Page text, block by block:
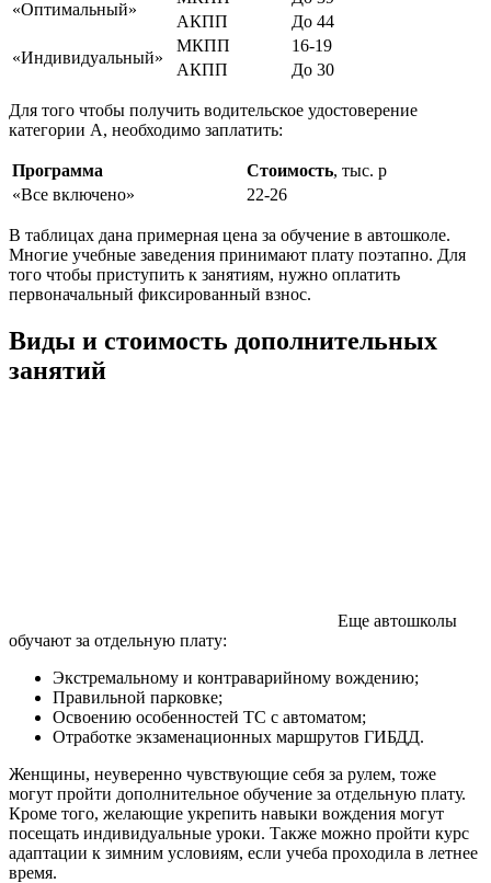
«Оптимальный»
АКПП
До 44
«Индивидуальный»
МКПП
16-19
АКПП
До 30
Для того чтобы получить водительское удостоверение
категории А, необходимо заплатить:
Программа Стоимость, тыс. р
«Все включено»
22-26
В таблицах дана примерная цена за обучение в автошколе.
Многие учебные заведения принимают плату поэтапно. Для
того чтобы приступить к занятиям, нужно оплатить
первоначальный фиксированный взнос.
Виды и стоимость дополнительных
занятий
Еще автошколы
обучают за отдельную плату:
Экстремальному и контраварийному вождению;
Правильной парковке;
Освоению особенностей ТС с автоматом;
Отработке экзаменационных маршрутов ГИБДД.
Женщины, неуверенно чувствующие себя за рулем, тоже
могут пройти дополнительное обучение за отдельную плату.
Кроме того, желающие укрепить навыки вождения могут
посещать индивидуальные уроки. Также можно пройти курс
адаптации к зимним условиям, если учеба проходила в летнее
время.